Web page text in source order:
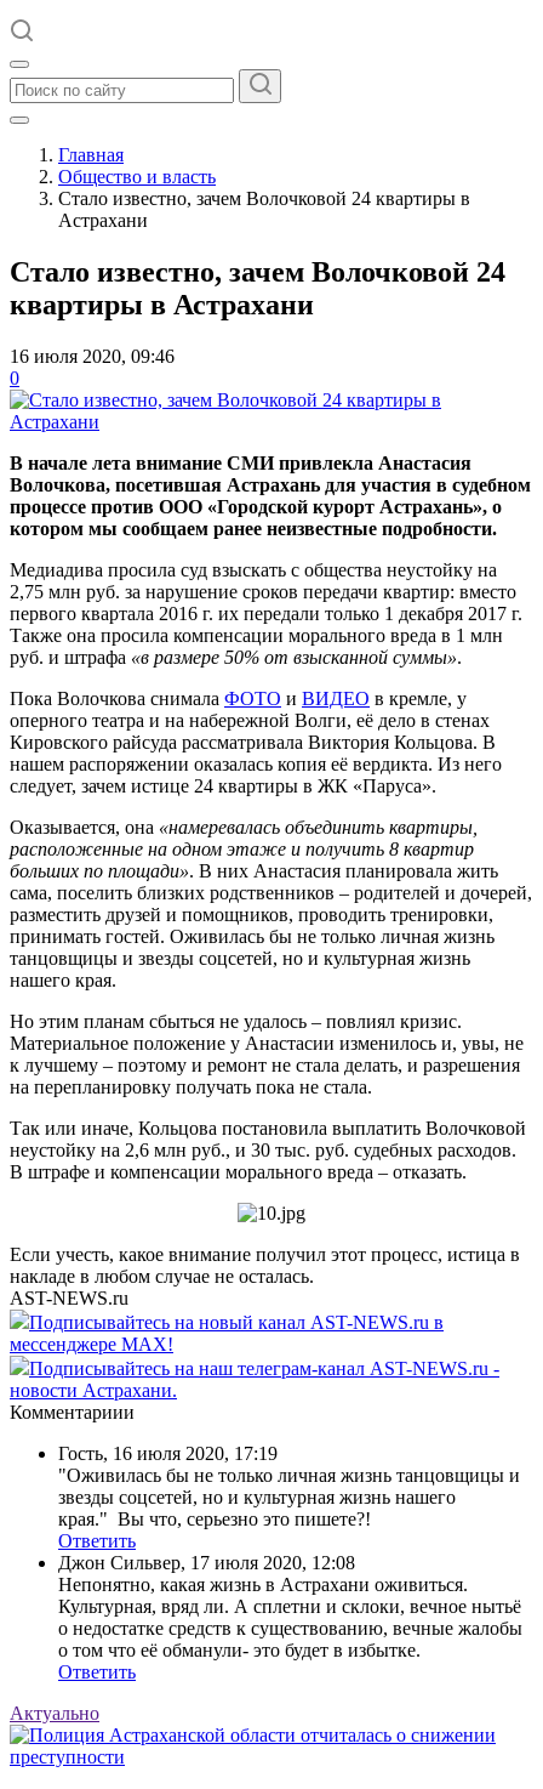
Главная
Общество и власть
Стало известно, зачем Волочковой 24 квартиры в
Астрахани
Стало известно, зачем Волочковой 24
квартиры в Астрахани
16 июля 2020, 09:46
0
В начале лета внимание СМИ привлекла Анастасия
Волочкова, посетившая Астрахань для участия в судебном
процессе против ООО «Городской курорт Астрахань», о
котором мы сообщаем ранее неизвестные подробности.
Медиадива просила суд взыскать с общества неустойку на
2,75 млн руб. за нарушение сроков передачи квартир: вместо
первого квартала 2016 г. их передали только 1 декабря 2017 г.
Также она просила компенсации морального вреда в 1 млн
руб. и штрафа «в размере 50% от взысканной суммы».
Пока Волочкова снимала ФОТО и ВИДЕО в кремле, у
оперного театра и на набережной Волги, её дело в стенах
Кировского райсуда рассматривала Виктория Кольцова. В
нашем распоряжении оказалась копия её вердикта. Из него
следует, зачем истице 24 квартиры в ЖК «Паруса».
Оказывается, она «намеревалась объединить квартиры,
расположенные на одном этаже и получить 8 квартир
больших по площади». В них Анастасия планировала жить
сама, поселить близких родственников – родителей и дочерей,
разместить друзей и помощников, проводить тренировки,
принимать гостей. Оживилась бы не только личная жизнь
танцовщицы и звезды соцсетей, но и культурная жизнь
нашего края.
Но этим планам сбыться не удалось – повлиял кризис.
Материальное положение у Анастасии изменилось и, увы, не
к лучшему – поэтому и ремонт не стала делать, и разрешения
на перепланировку получать пока не стала.
Так или иначе, Кольцова постановила выплатить Волочковой
неустойку на 2,6 млн руб., и 30 тыс. руб. судебных расходов.
В штрафе и компенсации морального вреда – отказать.
Если учесть, какое внимание получил этот процесс, истица в
накладе в любом случае не осталась.
AST-NEWS.ru
Подписывайтесь на новый канал AST-NEWS.ru в
мессенджере MAX!
Подписывайтесь на наш телеграм-канал AST-NEWS.ru -
новости Астрахани.
Комментариии
Гость, 16 июля 2020, 17:19
"Оживилась бы не только личная жизнь танцовщицы и
звезды соцсетей, но и культурная жизнь нашего
края." Вы что, серьезно это пишете?!
Ответить
Джон Сильвер, 17 июля 2020, 12:08
Непонятно, какая жизнь в Астрахани оживиться.
Культурная, вряд ли. А сплетни и склоки, вечное нытьё
о недостатке средств к существованию, вечные жалобы
о том что её обманули- это будет в избытке.
Ответить
Актуально